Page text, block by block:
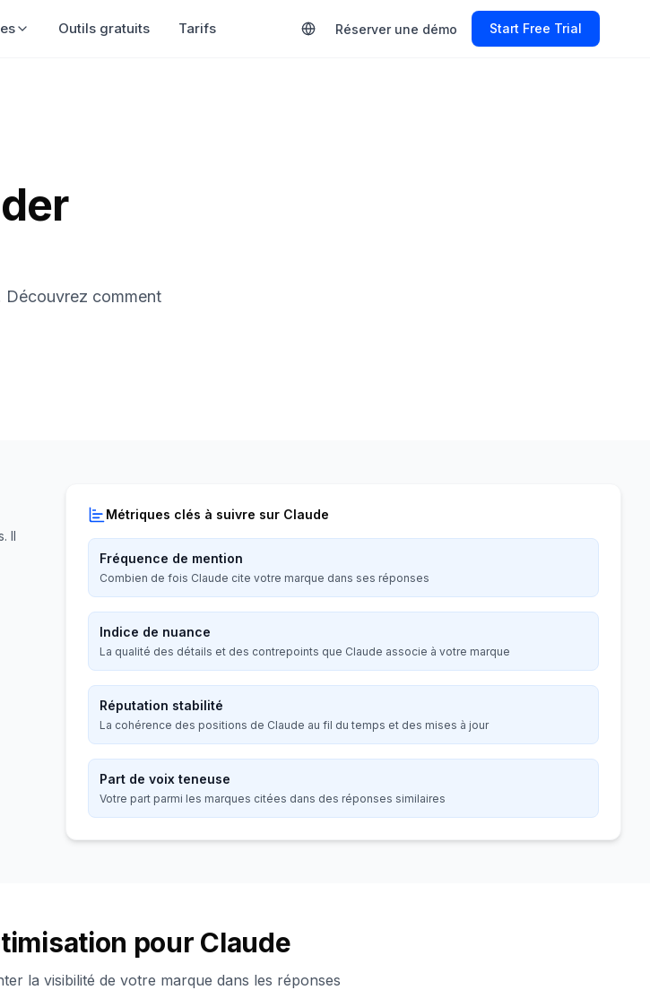
Outils gratuits Tarifs Réserver une démo Start Free Trial
Découvrez comment
Il
Métriques clés à suivre sur Claude
Fréquence de mention
Combien de fois Claude cite votre marque dans ses réponses
Indice de nuance
La qualité des détails et des contrepoints que Claude associe à votre marque
Réputation stabilité
La cohérence des positions de Claude au fil du temps et des mises à jour
Part de voix teneuse
Votre part parmi les marques citées dans des réponses similaires
pour Claude
la visibilité de votre marque dans les réponses